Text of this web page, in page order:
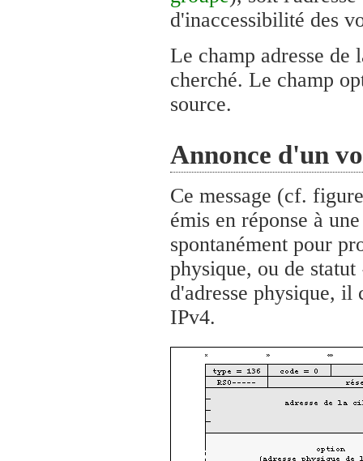
d'inaccessibilité des
Le champ adresse de
cherché. Le champ
source.
Annonce d'un
Ce message (cf.
émis en réponse à
spontanément pour
physique, ou de
d'adresse physique, il
IPv4.